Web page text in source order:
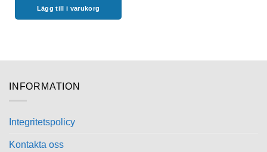
Lägg till i varukorg
INFORMATION
Integritetspolicy
Kontakta oss